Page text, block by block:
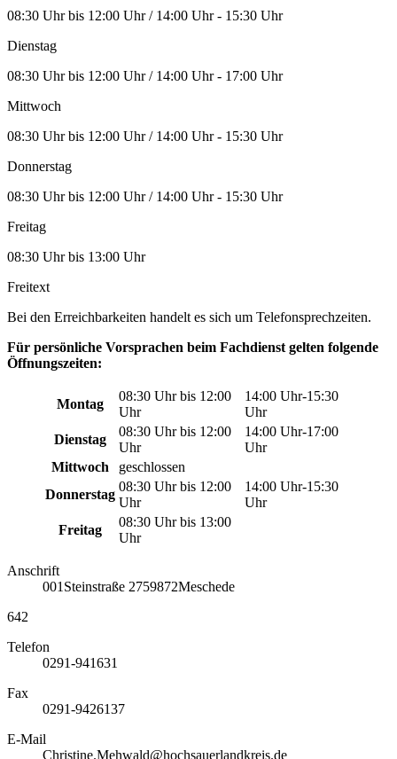
08:30 Uhr bis 12:00 Uhr / 14:00 Uhr - 15:30 Uhr
Dienstag
08:30 Uhr bis 12:00 Uhr / 14:00 Uhr - 17:00 Uhr
Mittwoch
08:30 Uhr bis 12:00 Uhr / 14:00 Uhr - 15:30 Uhr
Donnerstag
08:30 Uhr bis 12:00 Uhr / 14:00 Uhr - 15:30 Uhr
Freitag
08:30 Uhr bis 13:00 Uhr
Freitext
Bei den Erreichbarkeiten handelt es sich um Telefonsprechzeiten.
Für persönliche Vorsprachen beim Fachdienst gelten folgende
Öffnungszeiten:
Montag
08:30 Uhr bis 12:00
Uhr
14:00 Uhr-15:30
Uhr
Dienstag
08:30 Uhr bis 12:00
Uhr
14:00 Uhr-17:00
Uhr
Mittwoch
geschlossen
Donnerstag
08:30 Uhr bis 12:00
Uhr
14:00 Uhr-15:30
Uhr
Freitag
08:30 Uhr bis 13:00
Uhr
Anschrift
001 Steinstraße 2759872Meschede
642
Telefon
0291-941631
Fax
0291-9426137
E-Mail
Christine.Mehwald@hochsauerlandkreis.de